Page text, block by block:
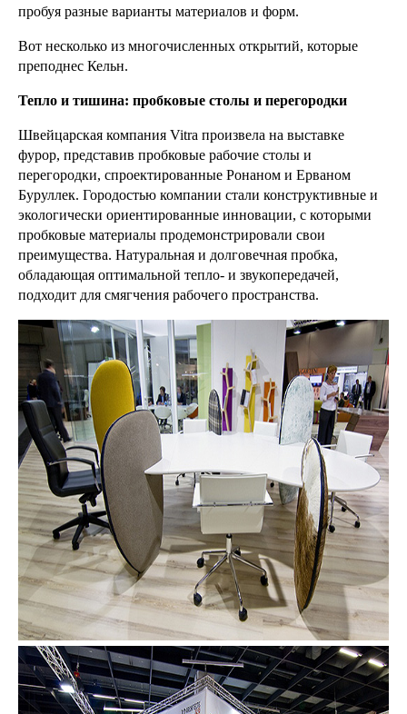
пробуя разные варианты материалов и форм.
Вот несколько из многочисленных открытий, которые
преподнес Кельн.
Тепло и тишина: пробковые столы и перегородки
Швейцарская компания Vitra произвела на выставке
фурор, представив пробковые рабочие столы и
перегородки, спроектированные Ронаном и Ерваном
Буруллек. Городостью компании стали конструктивные и
экологически ориентированные инновации, с которыми
пробковые материалы продемонстрировали свои
преимущества. Натуральная и долговечная пробка,
обладающая оптимальной тепло- и звукопередачей,
подходит для смягчения рабочего пространства.